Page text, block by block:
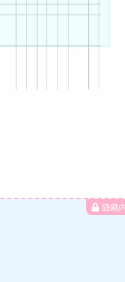
隐藏